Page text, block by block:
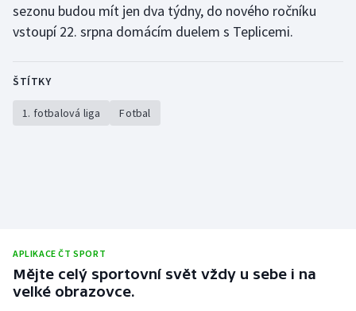
Rychlobruslení
Vodní slalom
sezonu budou mít jen dva týdny, do nového ročníku
vstoupí 22. srpna domácím duelem s Teplicemi.
ŠTÍTKY
1. fotbalová liga Fotbal
APLIKACE ČT SPORT
Mějte celý sportovní svět vždy u sebe i na
velké obrazovce.